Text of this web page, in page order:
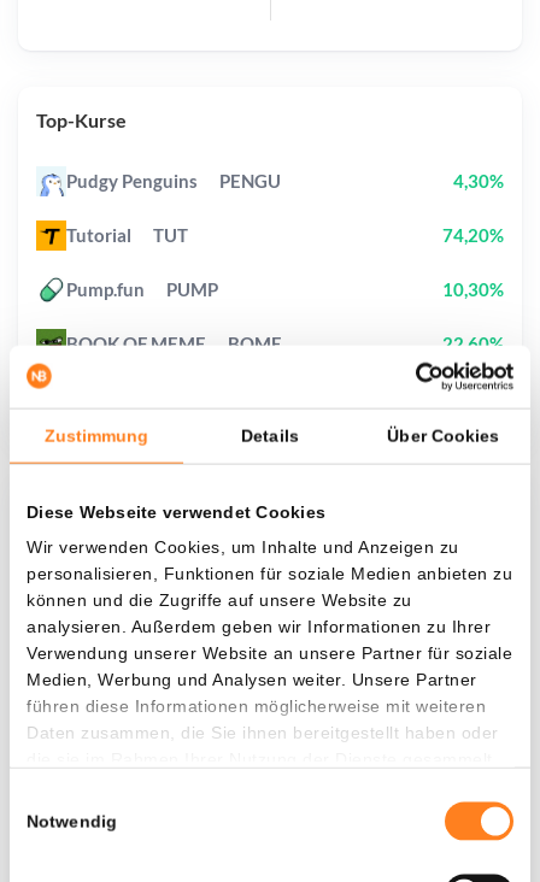
Zustimmung Details Über Cookies
Diese Webseite verwendet Cookies
Wir verwenden Cookies, um Inhalte und Anzeigen zu
personalisieren, Funktionen für soziale Medien anbieten zu
können und die Zugriffe auf unsere Website zu
analysieren. Außerdem geben wir Informationen zu Ihrer
Verwendung unserer Website an unsere Partner für soziale
Medien, Werbung und Analysen weiter. Unsere Partner
führen diese Informationen möglicherweise mit weiteren
Daten zusammen, die Sie ihnen bereitgestellt haben oder
Notwendig
Zie hoeveel waarde je vandaag zou hebben als
je dollar-cost averaging had toegepast op
verschillende cryptocurrencies.
Hätte investiert In
Jede Seit
Top-Kurse
Pudgy Penguins PENGU 4,30%
Tutorial TUT 74,20%
Pump.fun PUMP 10,30%
BOOK OF MEME BOME 22,60%
16,20%